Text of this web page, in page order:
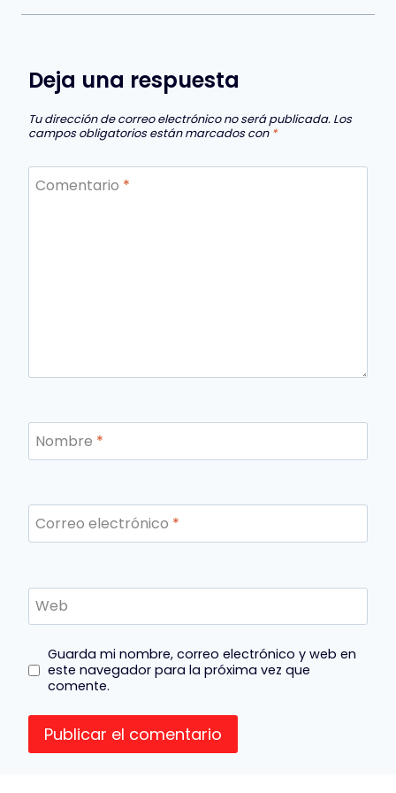
Deja una respuesta
Tu dirección de correo electrónico no será publicada. Los
campos obligatorios están marcados con *
Comentario *
Nombre *
Correo electrónico *
Web
Guarda mi nombre, correo electrónico y web en
este navegador para la próxima vez que
comente.